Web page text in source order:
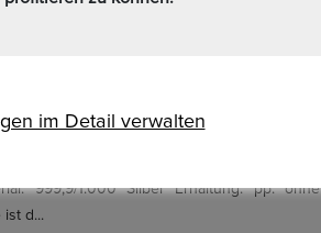
Feinsilber: 31,1g
00:44:44
999,9/1.000 Silber Erhaltung: pp. ohne
ist d...
im Detail verwalten